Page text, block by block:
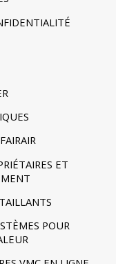
ET
POUR